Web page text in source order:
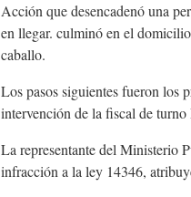
Acción que desencadenó una
en llegar. culminó en el
caballo.
Los pasos siguientes fueron los
intervención de la fiscal de
La representante del Ministerio
infracción a la ley 14346,